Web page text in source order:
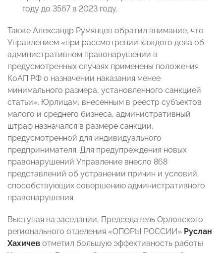
году до 3567 в 2023 году.
Также Александр Румянцев обратил внимание, что
Управлением «при рассмотрении каждого дела об
административном правонарушении в
предусмотренных случаях применены положения
КоАП РФ о назначении наказания менее
минимального размера, установленного санкцией
статьи». Юрлицам, внесенным в реестр субъектов
малого и среднего бизнеса, административный
штраф назначался в размере санкции,
предусмотренной для индивидуального
предпринимателя. Для предупреждения новых
правонарушений Управление внесло 868
представлений об устранении причин и условий,
способствующих совершению административного
правонарушения.
Выступая на заседании, Председатель Орловского
регионального отделения «ОПОРЫ РОССИИ» Руслан
Хахичев отметил большую эффективность работы